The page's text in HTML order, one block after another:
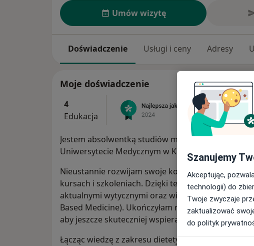
Umów wizytę
Doświadczenie Usługi i ceny Adresy
Moje doświadczenie
4
Edukacja
Jestem absolwentką studiów magisterskich na
Uniwersytecie Medycznym w Katowicach, ze
Nieustannie rozwijam swoje kompetencje
kursach i szkoleniach. Dzięki temu możesz mieć
aktualnymi wytycznymi oraz wiedzą opartą na
Based Medicine). Ukończyłam również studia
aby jeszcze skuteczniej wspierać swoich pacjentów.
Łącząc wiedzę z zakresu dietetyki i psychologii,
Szanujemy
Akceptując,
technologii) do
Twoje zwyczaje
zaktualizować
do polityk